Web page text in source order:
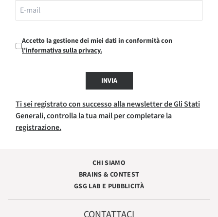
Accetto la gestione dei miei dati in conformità con
l'informativa sulla privacy.
INVIA
Ti sei registrato con successo alla newsletter de Gli Stati
Generali, controlla la tua mail per completare la
registrazione.
CHI SIAMO
BRAINS & CONTEST
GSG LAB E PUBBLICITÀ